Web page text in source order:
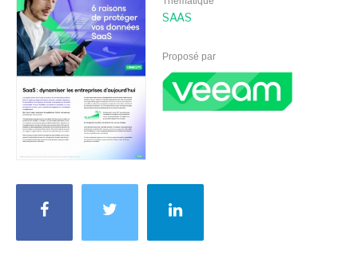
SAAS
Proposé par